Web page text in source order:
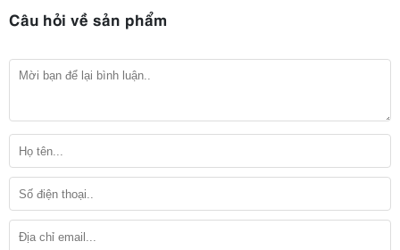
Câu hỏi về sản phẩm